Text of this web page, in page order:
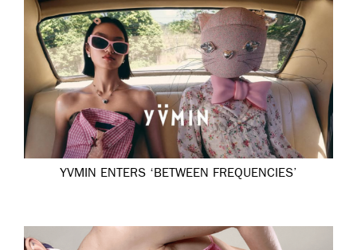
YVMIN ENTERS ‘BETWEEN FREQUENCIES’